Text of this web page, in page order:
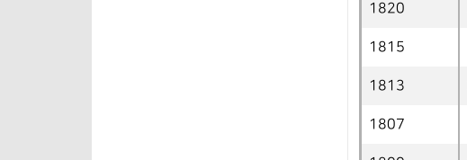
1820
1815
1813
1807